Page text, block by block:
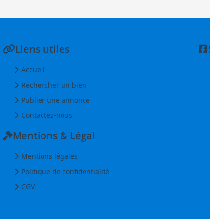
Liens utiles
Accueil
Rechercher un bien
Publier une annonce
Contactez-nous
Mentions & Légal
Mentions légales
Politique de confidentialité
CGV